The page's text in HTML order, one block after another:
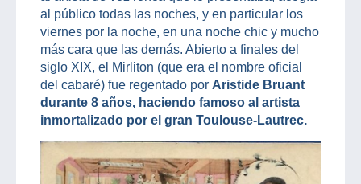
al público todas las noches, y en particular los
viernes por la noche, en una noche chic y mucho
más cara que las demás. Abierto a finales del
siglo XIX, el Mirliton (que era el nombre oficial
del cabaré) fue regentado por Aristide Bruant
durante 8 años, haciendo famoso al artista
inmortalizado por el gran Toulouse-Lautrec.